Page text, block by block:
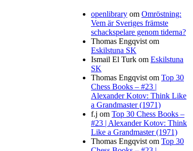
openlibrary om Omröstning:
Vem är Sveriges främste
schackspelare genom tiderna?
Thomas Engqvist om
Eskilstuna SK
Ismail El Turk om Eskilstuna
SK
Thomas Engqvist om Top 30
Chess Books – #23 |
Alexander Kotov: Think Like
a Grandmaster (1971)
f.j om Top 30 Chess Books –
#23 | Alexander Kotov: Think
Like a Grandmaster (1971)
Thomas Engqvist om Top 30